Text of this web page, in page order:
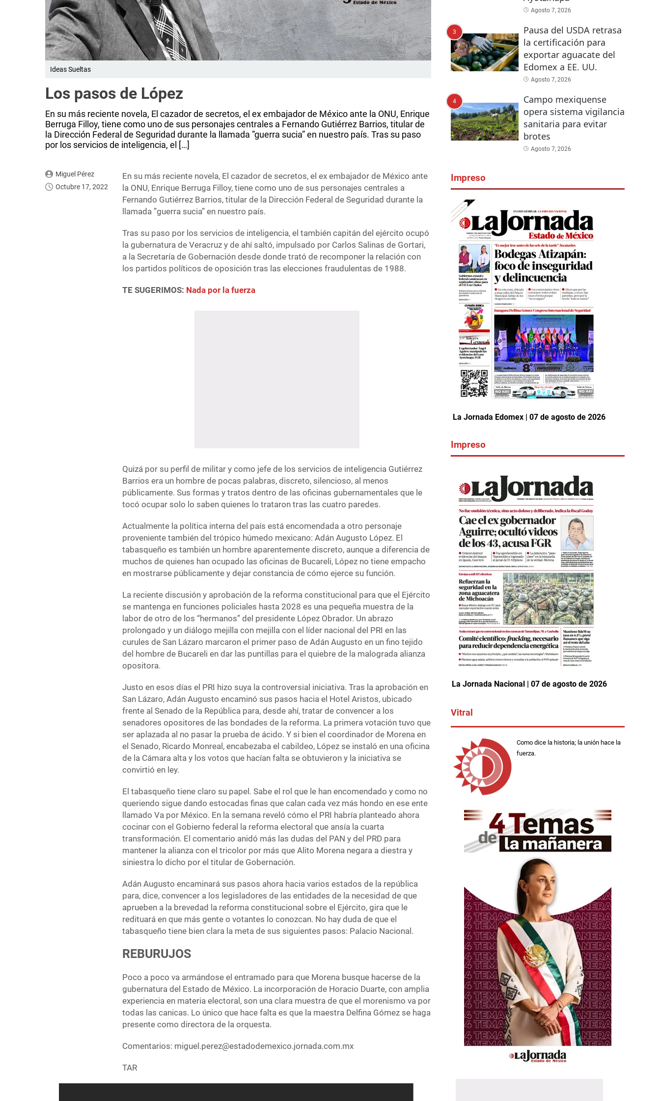
Ideas Sueltas
Los pasos de López
En su más reciente novela, El cazador de secretos, el ex embajador de México ante la ONU, Enrique
Berruga Filloy, tiene como uno de sus personajes centrales a Fernando Gutiérrez Barrios, titular de
la Dirección Federal de Seguridad durante la llamada ”guerra sucia” en nuestro país. Tras su paso
por los servicios de inteligencia, el […]
Miguel Pérez
Octubre 17, 2022
En su más reciente novela, El cazador de secretos, el ex embajador de México ante
la ONU, Enrique Berruga Filloy, tiene como uno de sus personajes centrales a
Fernando Gutiérrez Barrios, titular de la Dirección Federal de Seguridad durante la
llamada ”guerra sucia” en nuestro país.
Tras su paso por los servicios de inteligencia, el también capitán del ejército ocupó
la gubernatura de Veracruz y de ahí saltó, impulsado por Carlos Salinas de Gortari,
a la Secretaría de Gobernación desde donde trató de recomponer la relación con
los partidos políticos de oposición tras las elecciones fraudulentas de 1988.
TE SUGERIMOS: Nada por la fuerza
Quizá por su perfil de militar y como jefe de los servicios de inteligencia Gutiérrez
Barrios era un hombre de pocas palabras, discreto, silencioso, al menos
públicamente. Sus formas y tratos dentro de las oficinas gubernamentales que le
tocó ocupar solo lo saben quienes lo trataron tras las cuatro paredes.
Actualmente la política interna del país está encomendada a otro personaje
proveniente también del trópico húmedo mexicano: Adán Augusto López. El
tabasqueño es también un hombre aparentemente discreto, aunque a diferencia de
muchos de quienes han ocupado las oficinas de Bucareli, López no tiene empacho
en mostrarse públicamente y dejar constancia de cómo ejerce su función.
La reciente discusión y aprobación de la reforma constitucional para que el Ejército
se mantenga en funciones policiales hasta 2028 es una pequeña muestra de la
labor de otro de los “hermanos” del presidente López Obrador. Un abrazo
prolongado y un diálogo mejilla con mejilla con el líder nacional del PRI en las
curules de San Lázaro marcaron el primer paso de Adán Augusto en un fino tejido
del hombre de Bucareli en dar las puntillas para el quiebre de la malograda alianza
opositora.
Justo en esos días el PRI hizo suya la controversial iniciativa. Tras la aprobación en
San Lázaro, Adán Augusto encaminó sus pasos hacia el Hotel Aristos, ubicado
frente al Senado de la República para, desde ahí, tratar de convencer a los
senadores opositores de las bondades de la reforma. La primera votación tuvo que
ser aplazada al no pasar la prueba de ácido. Y si bien el coordinador de Morena en
el Senado, Ricardo Monreal, encabezaba el cabildeo, López se instaló en una oficina
de la Cámara alta y los votos que hacían falta se obtuvieron y la iniciativa se
convirtió en ley.
El tabasqueño tiene claro su papel. Sabe el rol que le han encomendado y como no
queriendo sigue dando estocadas finas que calan cada vez más hondo en ese ente
llamado Va por México. En la semana reveló cómo el PRI habría planteado ahora
cocinar con el Gobierno federal la reforma electoral que ansía la cuarta
transformación. El comentario anidó más las dudas del PAN y del PRD para
mantener la alianza con el tricolor por más que Alito Morena negara a diestra y
siniestra lo dicho por el titular de Gobernación.
Adán Augusto encaminará sus pasos ahora hacia varios estados de la república
para, dice, convencer a los legisladores de las entidades de la necesidad de que
aprueben a la brevedad la reforma constitucional sobre el Ejército, gira que le
redituará en que más gente o votantes lo conozcan. No hay duda de que el
tabasqueño tiene bien clara la meta de sus siguientes pasos: Palacio Nacional.
REBURUJOS
Poco a poco va armándose el entramado para que Morena busque hacerse de la
gubernatura del Estado de México. La incorporación de Horacio Duarte, con amplia
experiencia en materia electoral, son una clara muestra de que el morenismo va por
todas las canicas. Lo único que hace falta es que la maestra Delfina Gómez se haga
presente como directora de la orquesta.
Comentarios: miguel.perez@estadodemexico.jornada.com.mx
TAR
Agosto 7, 2026
3
Pausa del USDA retrasa
la certificación para
exportar aguacate del
Edomex a EE. UU.
Agosto 7, 2026
4
Campo mexiquense
opera sistema vigilancia
sanitaria para evitar
brotes
Agosto 7, 2026
Impreso
La Jornada Edomex | 07 de agosto de 2026
Impreso
La Jornada Nacional | 07 de agosto de 2026
Vitral
Como dice la historia; la unión hace la
fuerza.